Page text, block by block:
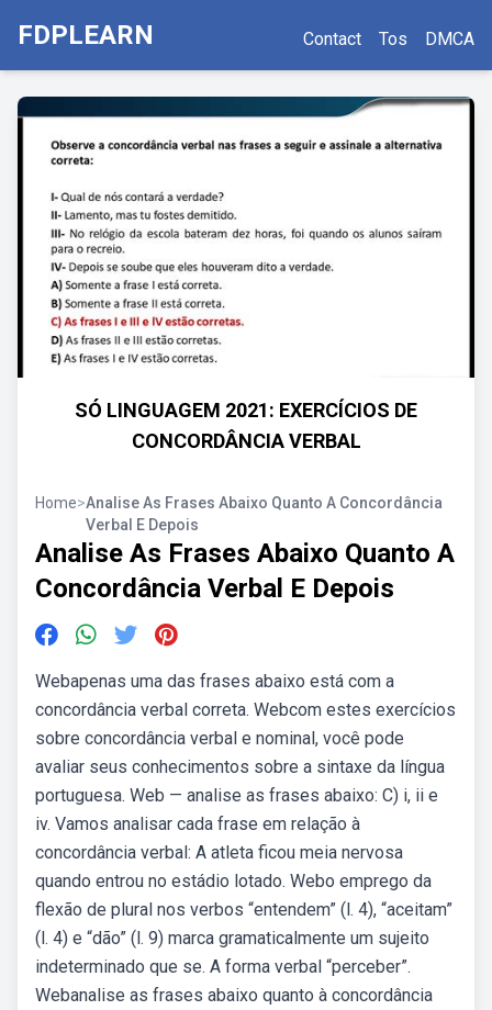
FDPLEARN Contact Tos DMCA
SÓ LINGUAGEM 2021: EXERCÍCIOS DE
CONCORDÂNCIA VERBAL
Home>Analise As Frases Abaixo Quanto A Concordância
Verbal E Depois
Analise As Frases Abaixo Quanto A
Concordância Verbal E Depois
Webapenas uma das frases abaixo está com a
concordância verbal correta. Webcom estes exercícios
sobre concordância verbal e nominal, você pode
avaliar seus conhecimentos sobre a sintaxe da língua
portuguesa. Web — analise as frases abaixo: C) i, ii e
iv. Vamos analisar cada frase em relação à
concordância verbal: A atleta ficou meia nervosa
quando entrou no estádio lotado. Webo emprego da
flexão de plural nos verbos “entendem” (l. 4), “aceitam”
(l. 4) e “dão” (l. 9) marca gramaticalmente um sujeito
indeterminado que se. A forma verbal “perceber”.
Webanalise as frases abaixo quanto à concordância